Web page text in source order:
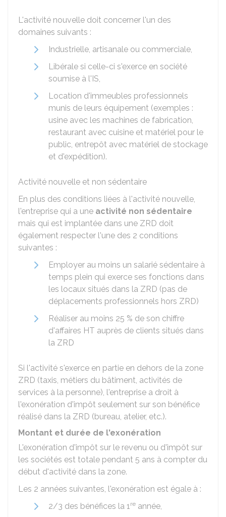
L'activité nouvelle doit concerner l'un des
domaines suivants :
Industrielle, artisanale ou commerciale,
Libérale si celle-ci s'exerce en société
soumise à l'IS,
Location d'immeubles professionnels
munis de leurs équipement (exemples :
usine avec les machines de fabrication,
restaurant avec cuisine et matériel pour le
public, entrepôt avec matériel de stockage
et d'expédition).
Activité nouvelle et non sédentaire
En plus des conditions liées à l'activité nouvelle,
l'entreprise qui a une activité non sédentaire
mais qui est implantée dans une ZRD doit
également respecter l'une des 2 conditions
suivantes :
Employer au moins un salarié sédentaire à
temps plein qui exerce ses fonctions dans
les locaux situés dans la ZRD (pas de
déplacements professionnels hors ZRD)
Réaliser au moins 25 % de son chiffre
d'affaires HT auprès de clients situés dans
la ZRD
Si l'activité s'exerce en partie en dehors de la zone
ZRD (taxis, métiers du bâtiment, activités de
services à la personne), l'entreprise a droit à
l'exonération d'impôt seulement sur son bénéfice
réalisé dans la ZRD (bureau, atelier, etc.).
Montant et durée de l'exonération
L'exonération d'impôt sur le revenu ou d'impôt sur
les sociétés est totale pendant 5 ans à compter du
début d'activité dans la zone.
Les 2 années suivantes, l'exonération est égale à :
2/3 des bénéfices la 1re année,